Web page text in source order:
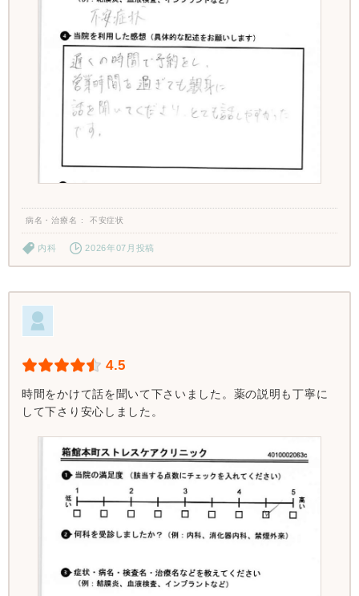
病名・治療名 不安症状
内科 2026年07月投稿
4.5
時間をかけて話を聞いて下さいました。薬の説明も丁寧に
して下さり安心しました。